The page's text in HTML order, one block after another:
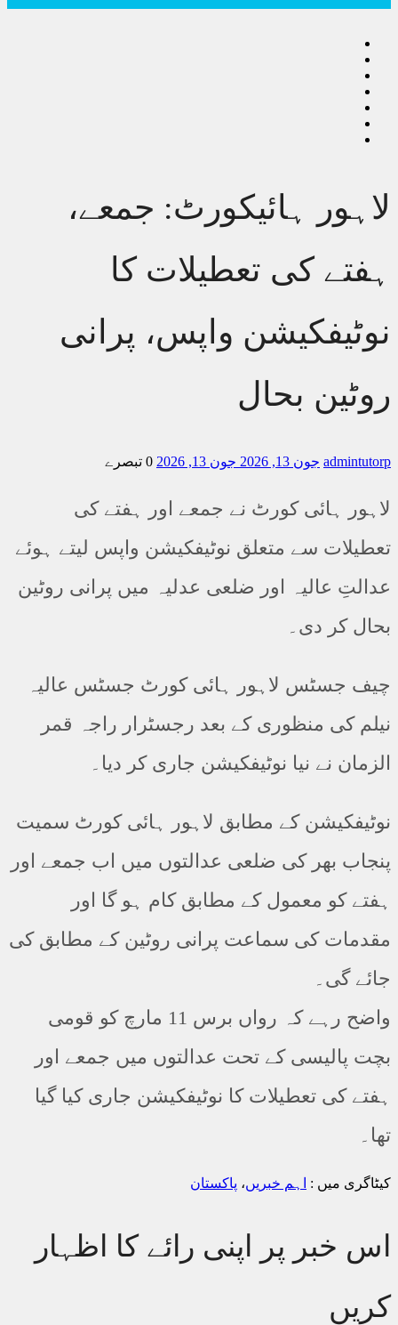
ہائیکورٹ: جمعے،
کی تعطیلات کا
واپس، پرانی
بحال
جون 13, 2026 جون 13, 2026 0 تبصرے
ہائی کورٹ نے جمعے اور ہفتے کی
سے متعلق نوٹیفکیشن واپس لیتے ہوئے
عالیہ اور ضلعی عدلیہ میں پرانی روٹین
کر دی۔
جسٹس لاہور ہائی کورٹ جسٹس عالیہ
کی منظوری کے بعد رجسٹرار راجہ قمر
نے نیا نوٹیفکیشن جاری کر دیا۔
کے مطابق لاہور ہائی کورٹ سمیت
بھر کی ضلعی عدالتوں میں اب جمعے اور
کو معمول کے مطابق کام ہو گا اور
کی سماعت پرانی روٹین کے مطابق کی
گی۔
واضح رہے کہ رواں برس 11 مارچ کو قومی
پالیسی کے تحت عدالتوں میں جمعے اور
کی تعطیلات کا نوٹیفکیشن جاری کیا گیا
میں :اہم خبریں، پاکستان
خبر پر اپنی رائے کا اظہار